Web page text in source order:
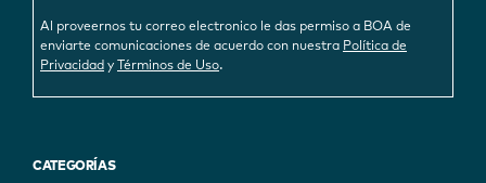
Al proveernos tu correo electronico le das permiso a BOA de
enviarte comunicaciones de acuerdo con nuestra Política de
Privacidad y Términos de Uso.
CATEGORÍAS